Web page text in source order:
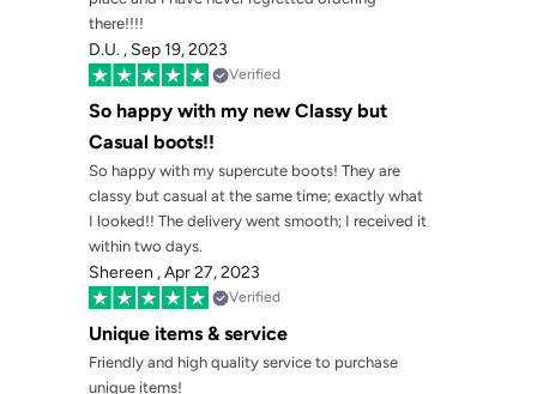
there!!!!
D.U. , Sep 19, 2023
Verified
So happy with my new Classy but
Casual boots!!
So happy with my supercute boots! They are
classy but casual at the same time; exactly what
I looked!! The delivery went smooth; I received it
within two days.
Shereen ,Apr 27, 2023
Verified
Unique items & service
Friendly and high quality service to purchase
unique items!